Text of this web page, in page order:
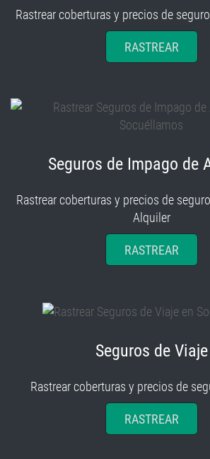
Rastrear coberturas y precios de
RASTREAR
Seguros de Impago de
Rastrear coberturas y precios de
Alquiler
RASTREAR
Seguros de Viaje
Rastrear coberturas y precios de
RASTREAR